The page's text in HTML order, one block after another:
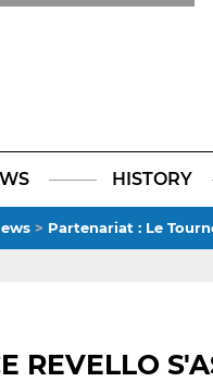
TikTok X
HISTORY
> Partenariat : Le
REVELLO